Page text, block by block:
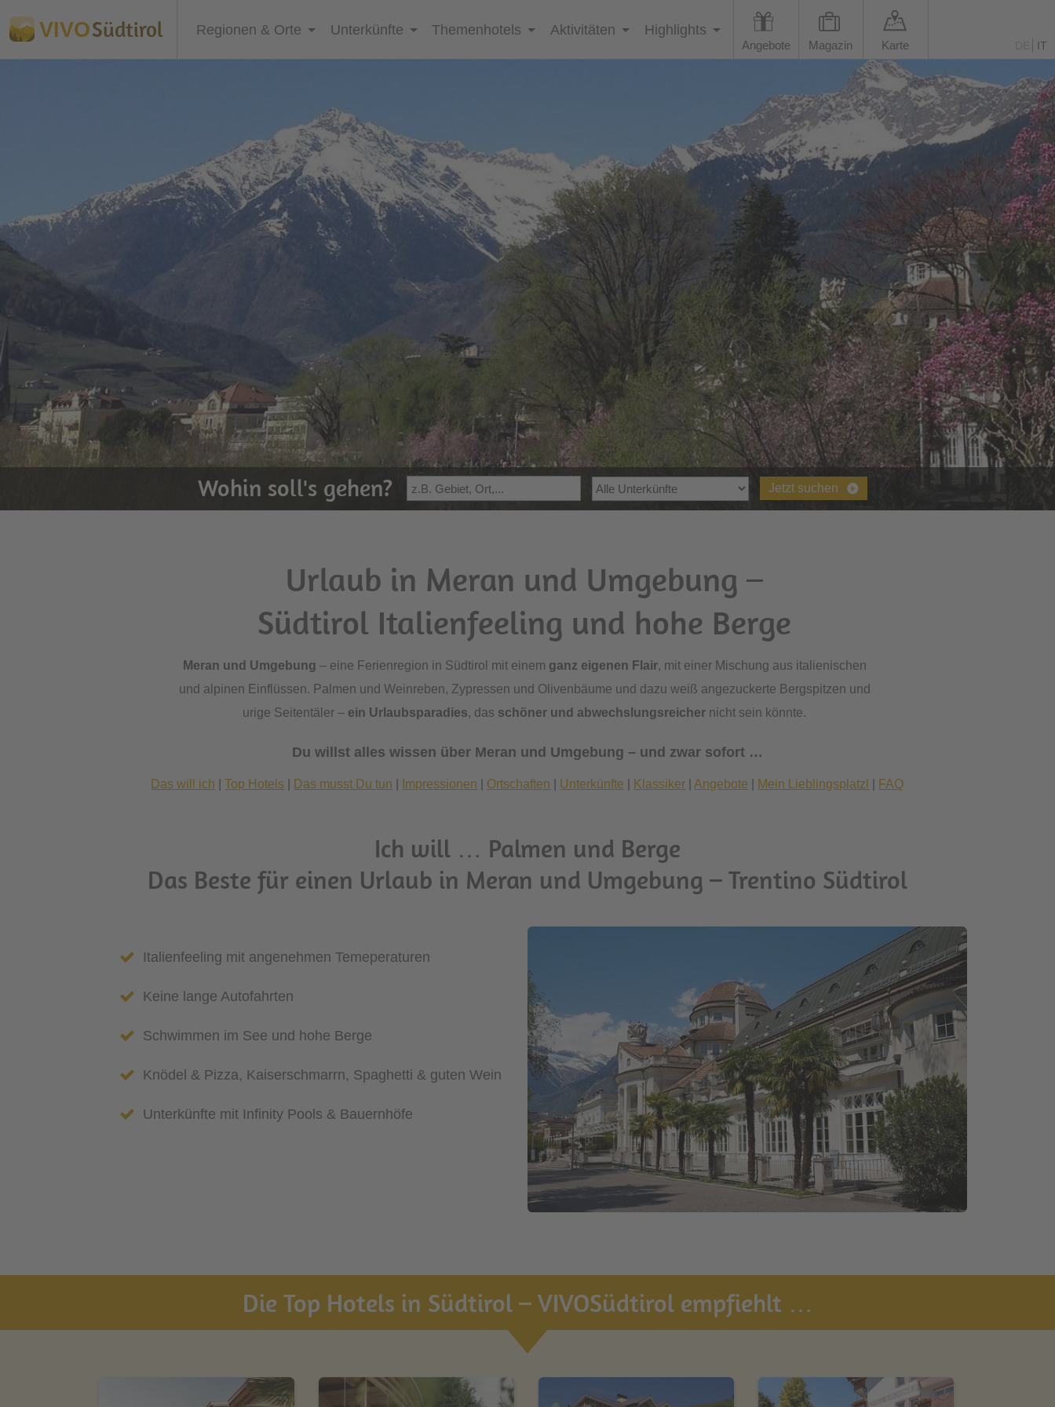
VIVOSüdtirol Regionen & Orte Unterkünfte Themenhotels Aktivitäten Highlights
Angebote Magazin Karte IT
Wohin soll's gehen? Jetzt suchen
Urlaub in Meran und Umgebung –
Südtirol Italienfeeling und hohe Berge
Meran und Umgebung – eine Ferienregion in Südtirol mit einem ganz eigenen Flair, mit einer Mischung aus italienischen
und alpinen Einflüssen. Palmen und Weinreben, Zypressen und Olivenbäume und dazu weiß angezuckerte Bergspitzen und
urige Seitentäler – ein Urlaubsparadies, das schöner und abwechslungsreicher nicht sein könnte.
Du willst alles wissen über Meran und Umgebung – und zwar sofort …
Das will ich |Top Hotels Das musst Du tun Impressionen Ortschaften Unterkünfte Klassiker |Angebote Mein Lieblingsplatzl FAQ
Ich will … Palmen und Berge
Das Beste für einen Urlaub in Meran und Umgebung – Trentino Südtirol
Italienfeeling mit angenehmen Temeperaturen
Keine lange Autofahrten
Schwimmen im See und hohe Berge
Knödel & Pizza, Kaiserschmarrn, Spaghetti & guten Wein
Unterkünfte mit Infinity Pools & Bauernhöfe
Die Top Hotels in Südtirol – VIVOSüdtirol empfiehlt …